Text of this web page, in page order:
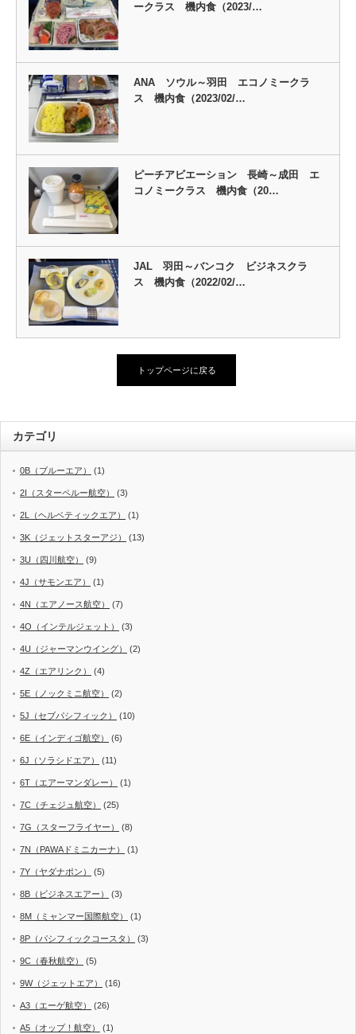
ークラス 機内食（2023/…
ANA ソウル～羽田 エコノミークラ
ス 機内食（2023/02/…
ピーチアビエーション 長崎～成田 エ
コノミークラス 機内食（20…
JAL 羽田～バンコク ビジネスクラ
ス 機内食（2022/02/…
トップページに戻る
カテゴリ
0B（ブルーエア） (1)
2I（スターペルー航空） (3)
2L（ヘルベティックエア） (1)
3K（ジェットスターアジ） (13)
3U（四川航空） (9)
4J（サモンエア） (1)
4N（エアノース航空） (7)
4O（インテルジェット） (3)
4U（ジャーマンウイング） (2)
4Z（エアリンク） (4)
5E（ノックミニ航空） (2)
5J（セブパシフィック） (10)
6E（インディゴ航空） (6)
6J（ソラシドエア） (11)
6T（エアーマンダレー） (1)
7C（チェジュ航空） (25)
7G（スターフライヤー） (8)
7N（PAWAドミニカーナ） (1)
7Y（ヤダナポン） (5)
8B（ビジネスエアー） (3)
8M（ミャンマー国際航空） (1)
8P（パシフィックコースタ） (3)
9C（春秋航空） (5)
9W（ジェットエア） (16)
A3（エーゲ航空） (26)
A5（オップ！航空） (1)